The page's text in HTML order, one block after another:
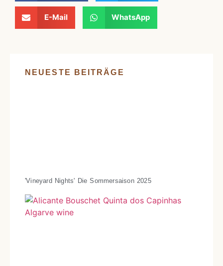
E-Mail WhatsApp
NEUESTE BEITRÄGE
'Vineyard Nights' Die Sommersaison 2025